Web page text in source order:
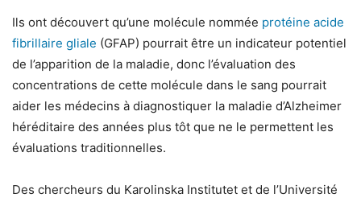
Ils ont découvert qu’une molécule nommée protéine acide
fibrillaire gliale (GFAP) pourrait être un indicateur potentiel
de l’apparition de la maladie, donc l’évaluation des
concentrations de cette molécule dans le sang pourrait
aider les médecins à diagnostiquer la maladie d’Alzheimer
héréditaire des années plus tôt que ne le permettent les
évaluations traditionnelles.
Des chercheurs du Karolinska Institutet et de l’Université